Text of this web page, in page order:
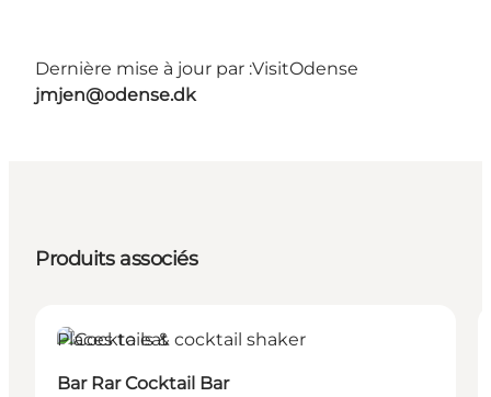
Dernière mise à jour par :VisitOdense
jmjen@odense.dk
Produits associés
Places to eat
Bar Rar Cocktail Bar